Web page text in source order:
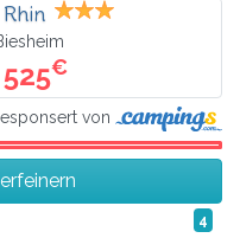
525€
von
4